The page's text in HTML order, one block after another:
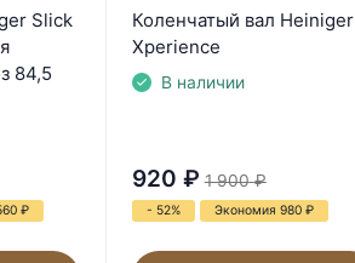
Slick
84,5
₽
Коленчатый вал Heiniger
Xperience
В наличии
920 ₽ 1 900 ₽
- 52% Экономия 980 ₽